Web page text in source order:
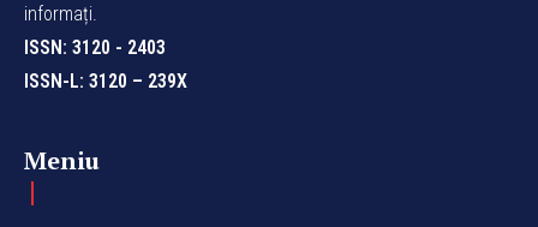
informați.
ISSN: 3120 - 2403
ISSN-L: 3120 – 239X
Meniu